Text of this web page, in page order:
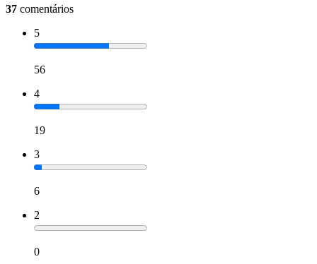
37 comentários
5
56
4
19
3
6
2
0